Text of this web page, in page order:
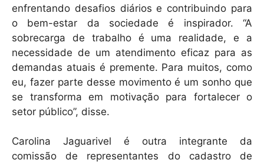
enfrentando desafios diários e contribuindo para
o bem-estar da sociedade é inspirador. “A
sobrecarga de trabalho é uma realidade, e a
necessidade de um atendimento eficaz para as
demandas atuais é premente. Para muitos, como
eu, fazer parte desse movimento é um sonho que
se transforma em motivação para fortalecer o
setor público”, disse.
Carolina Jaguarivel é outra integrante da
comissão de representantes do cadastro de